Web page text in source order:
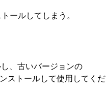
ールしてしまう。
、古いバージョンの
ストールして使用してくだ